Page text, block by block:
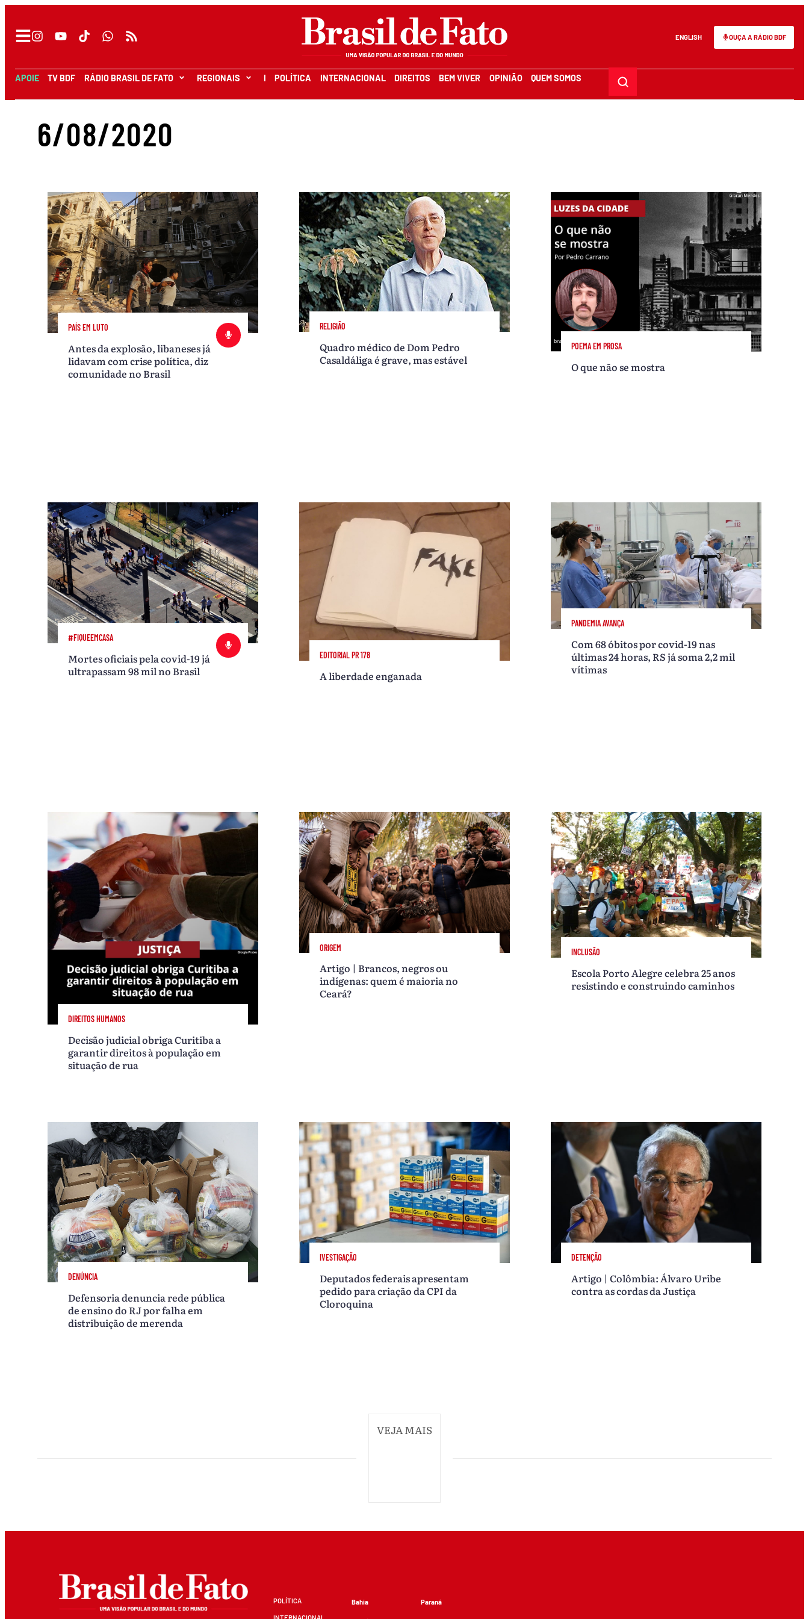
ENGLISH OUÇA A RÁDIO BDF
APOIE TV BDF RÁDIO BRASIL DE FATO REGIONAIS I POLÍTICA INTERNACIONAL DIREITOS BEM VIVER OPINIÃO QUEM SOMOS
6/08/2020
PAÍS EM LUTO
Antes da explosão, libaneses já
lidavam com crise política, diz
comunidade no Brasil
RELIGIÃO
Quadro médico de Dom Pedro
Casaldáliga é grave, mas estável
POEMA EM PROSA
O que não se mostra
#FIQUEEMCASA
Mortes oficiais pela covid-19 já
ultrapassam 98 mil no Brasil
EDITORIAL PR 178
A liberdade enganada
PANDEMIA AVANÇA
Com 68 óbitos por covid-19 nas
últimas 24 horas, RS já soma 2,2 mil
vítimas
DIREITOS HUMANOS
Decisão judicial obriga Curitiba a
garantir direitos à população em
situação de rua
ORIGEM
Artigo | Brancos, negros ou
indígenas: quem é maioria no
Ceará?
INCLUSÃO
Escola Porto Alegre celebra 25 anos
resistindo e construindo caminhos
DENÚNCIA
Defensoria denuncia rede pública
de ensino do RJ por falha em
distribuição de merenda
IVESTIGAÇÃO
Deputados federais apresentam
pedido para criação da CPI da
Cloroquina
DETENÇÃO
Artigo | Colômbia: Álvaro Uribe
contra as cordas da Justiça
VEJA MAIS
POLÍTICA Bahia Paraná